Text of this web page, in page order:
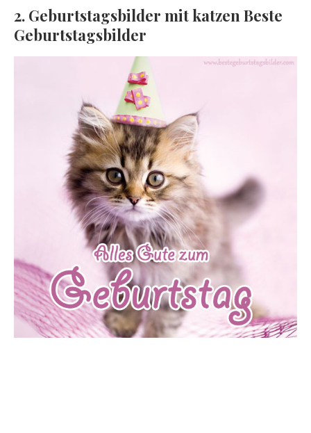
2. Geburtstagsbilder mit katzen Beste
Geburtstagsbilder